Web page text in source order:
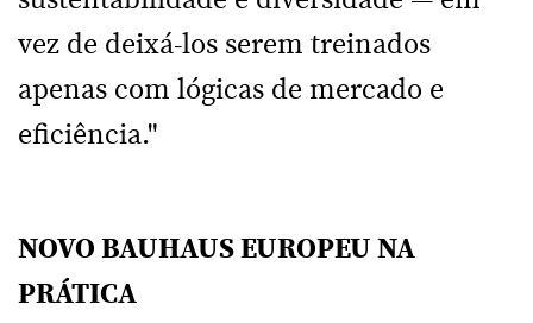
vez de deixá-los serem treinados
apenas com lógicas de mercado e
eficiência."
NOVO BAUHAUS EUROPEU NA
PRÁTICA